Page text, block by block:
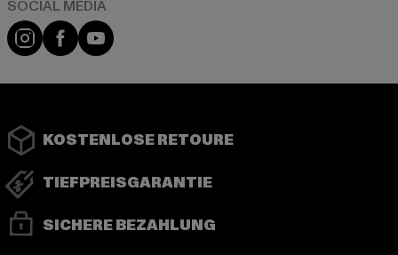
Instagram
FacebookYouTube
KOSTENLOSE RETOURE
TIEFPREISGARANTIE
SICHERE BEZAHLUNG